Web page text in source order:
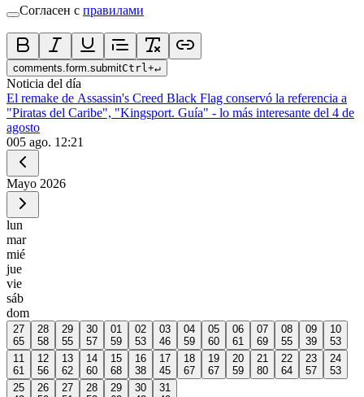
Согласен с правилами
comments.form.submitCtrl +↵
Noticia del día
El remake de Assassin's Creed Black Flag conservó la referencia a
"Piratas del Caribe", "Kingsport. Guía" - lo más interesante del 4 de
agosto
005 ago. 12:21
Mayo 2026
lun
mar
mié
jue
vie
sáb
dom
27
65
28
58
29
55
30
57
01
59
02
53
03
46
04
59
05
60
06
61
07
69
08
55
09
39
10
53
11
61
12
56
13
62
14
60
15
68
16
38
17
45
18
67
19
67
20
59
21
80
22
64
23
57
24
53
25
26
27
28
29
30
31